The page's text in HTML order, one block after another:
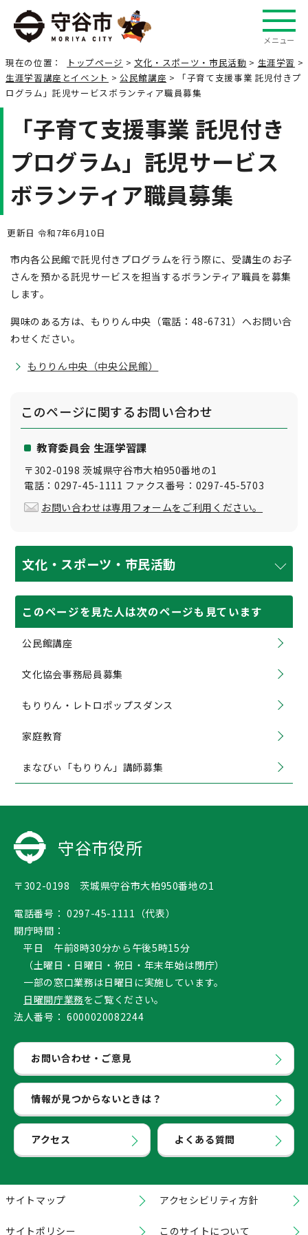
メニュー
現在の位置： トップページ > 文化・スポーツ・市民活動 > 生涯学習 >
生涯学習講座とイベント > 公民館講座 > 「子育て支援事業 託児付きプ
ログラム」託児サービスボランティア職員募集
「子育て支援事業 託児付き
プログラム」託児サービス
ボランティア職員募集
更新日 令和7年6月10日
市内各公民館で託児付きプログラムを行う際に、受講生のお子
さんを預かる託児サービスを担当するボランティア職員を募集
します。
興味のある方は、もりりん中央（電話：48-6731）へお問い合
わせください。
もりりん中央（中央公民館）
このページに関するお問い合わせ
教育委員会 生涯学習課
〒302-0198 茨城県守谷市大柏950番地の1
電話：0297-45-1111 ファクス番号：0297-45-5703
お問い合わせは専用フォームをご利用ください。
文化・スポーツ・市民活動
このページを見た人は次のページも見ています
公民館講座
文化協会事務局員募集
もりりん・レトロポップスダンス
家庭教育
まなびぃ「もりりん」講師募集
守谷市役所
〒302-0198 茨城県守谷市大柏950番地の1
電話番号： 0297-45-1111（代表）
開庁時間：
平日 午前8時30分から午後5時15分
（土曜日・日曜日・祝日・年末年始は閉庁）
一部の窓口業務は日曜日に実施しています。
日曜開庁業務をご覧ください。
法人番号： 6000020082244
お問い合わせ・ご意見
情報が見つからないときは？
アクセス よくある質問
サイトマップ アクセシビリティ方針
サイトポリシー このサイトについて